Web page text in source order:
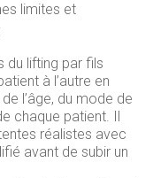
limites et
du lifting par fils
à l’autre en
l’âge, du mode de
chaque patient. Il
réalistes avec
avant de subir un